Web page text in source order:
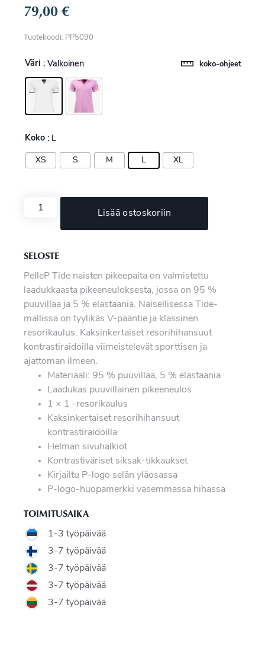
79,00€
Tuotekoodi: PP5090
Väri : Valkoinen
Koko : L
XS S M L XL
koko-ohjeet
Lisää ostoskoriin
SELOSTE
PelleP Tide naisten pikeepaita on valmistettu
laadukkaasta pikeeneuloksesta, jossa on 95 %
puuvillaa ja 5 % elastaania. Naisellisessa Tide-
mallissa on tyylikäs V-pääntie ja klassinen
resorikaulus. Kaksinkertaiset resorihihansuut
kontrastiraidoilla viimeistelevät sporttisen ja
ajattoman ilmeen.
Materiaali: 95 % puuvillaa, 5 % elastaania
Laadukas puuvillainen pikeeneulos
1 × 1 -resorikaulus
Kaksinkertaiset resorihihansuut
kontrastiraidoilla
Helman sivuhalkiot
Kontrastiväriset siksak-tikkaukset
Kirjailtu P-logo selän yläosassa
P-logo-huopamerkki vasemmassa hihassa
TOIMITUSAIKA
1-3 työpäivää
3-7 työpäivää
3-7 työpäivää
3-7 työpäivää
3-7 työpäivää